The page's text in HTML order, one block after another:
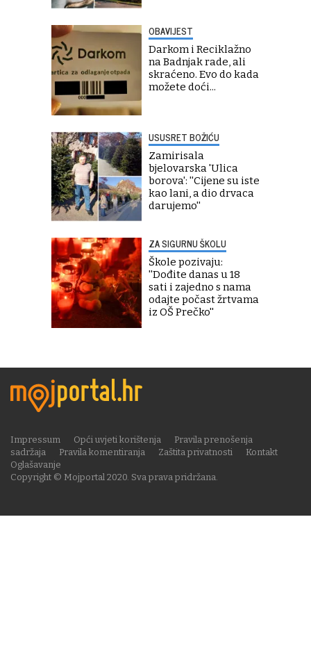
OBAVIJEST
Darkom i Reciklažno
na Badnjak rade, ali
skraćeno. Evo do kada
možete doći...
USUSRET BOŽIĆU
Zamirisala
bjelovarska 'Ulica
borova': ''Cijene su iste
kao lani, a dio drvaca
darujemo''
ZA SIGURNU ŠKOLU
Škole pozivaju:
''Dođite danas u 18
sati i zajedno s nama
odajte počast žrtvama
iz OŠ Prečko''
Copyright © Mojportal 2020. Sva prava pridržana.
Impressum Opći uvjeti korištenja
Pravila prenošenja
sadržaja
Pravila komentiranja Zaštita privatnosti
Kontakt
Oglašavanje